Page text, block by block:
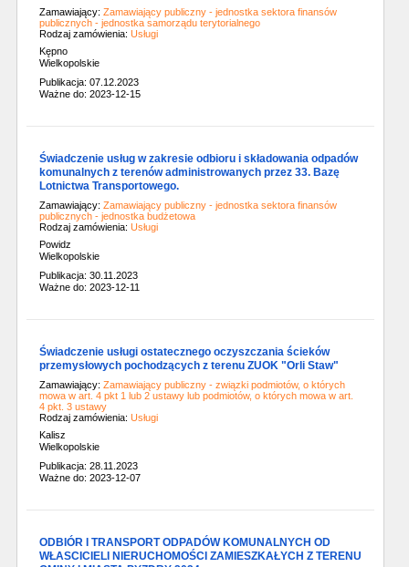
Zamawiający: Zamawiający publiczny - jednostka sektora finansów
publicznych - jednostka samorządu terytorialnego
Rodzaj zamówienia: Usługi
Kępno
Wielkopolskie
Publikacja: 07.12.2023
Ważne do: 2023-12-15
Świadczenie usług w zakresie odbioru i składowania odpadów
komunalnych z terenów administrowanych przez 33. Bazę
Lotnictwa Transportowego.
Zamawiający: Zamawiający publiczny - jednostka sektora finansów
publicznych - jednostka budżetowa
Rodzaj zamówienia: Usługi
Powidz
Wielkopolskie
Publikacja: 30.11.2023
Ważne do: 2023-12-11
Świadczenie usługi ostatecznego oczyszczania ścieków
przemysłowych pochodzących z terenu ZUOK "Orli Staw"
Zamawiający: Zamawiający publiczny - związki podmiotów, o których
mowa w art. 4 pkt 1 lub 2 ustawy lub podmiotów, o których mowa w art.
4 pkt. 3 ustawy
Rodzaj zamówienia: Usługi
Kalisz
Wielkopolskie
Publikacja: 28.11.2023
Ważne do: 2023-12-07
ODBIÓR I TRANSPORT ODPADÓW KOMUNALNYCH OD
WŁASCICIELI NIERUCHOMOŚCI ZAMIESZKAŁYCH Z TERENU